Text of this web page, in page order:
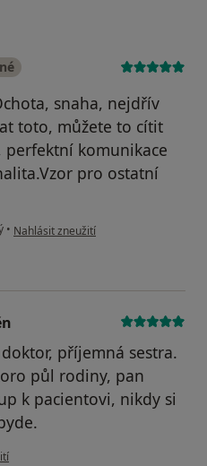
snaha, nejdřív
toto, můžete to cítit
perfektní komunikace
pro ostatní
• podle názoru uživatele Pavla S.S.
Nahlásit zneužití
příjemná sestra.
půl rodiny, pan
k pacientovi, nikdy si
Váš účet byl odstraněn